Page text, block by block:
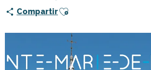
CompartirAjouter aux favoris